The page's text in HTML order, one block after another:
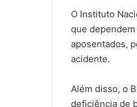
O Instituto
que
aposentados,
acidente.
Além disso, o
deficiência de